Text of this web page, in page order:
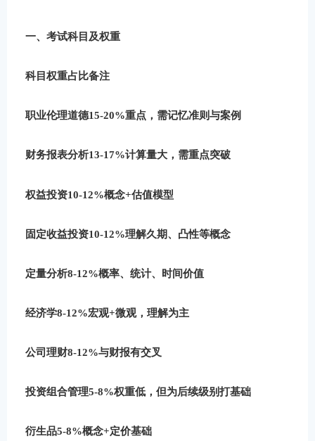
一、考试科目及权重
科目权重占比备注
职业伦理道德15-20%重点，需记忆准则与案例
财务报表分析13-17%计算量大，需重点突破
权益投资10-12%概念+估值模型
固定收益投资10-12%理解久期、凸性等概念
定量分析8-12%概率、统计、时间价值
经济学8-12%宏观+微观，理解为主
公司理财8-12%与财报有交叉
投资组合管理5-8%权重低，但为后续级别打基础
衍生品5-8%概念+定价基础